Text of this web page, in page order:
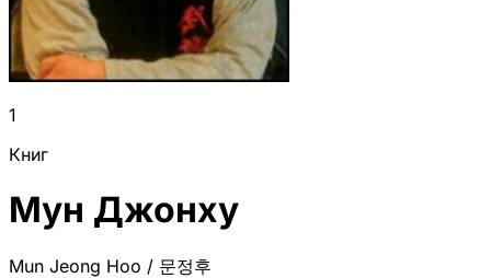
1
Книг
Мун Джонху
Mun Jeong Hoo / 문정후